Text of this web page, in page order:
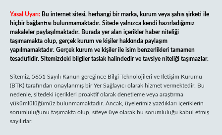
Yasal Uyarı: Bu internet sitesi, herhangi bir marka, kurum veya şahıs şirketi ile
hiçbir bağlantısı bulunmamaktadır. Sitede yalnızca kendi hazırladığımız
makaleler paylaşılmaktadır. Burada yer alan içerikler haber niteliği
taşımamakta olup, gerçek kurum ve kişiler hakkında paylaşım
yapılmamaktadır. Gerçek kurum ve kişiler ile isim benzerlikleri tamamen
tesadüfidir. Sitemizdeki bilgiler taslak halindedir ve tavsiye niteliği taşımazlar.
Sitemiz, 5651 Sayılı Kanun gereğince Bilgi Teknolojileri ve İletişim Kurumu
(BTK) tarafından onaylanmış bir Yer Sağlayıcı olarak hizmet vermektedir. Bu
nedenle, sitedeki içerikleri proaktif olarak denetleme veya araştırma
yükümlülüğümüz bulunmamaktadır. Ancak, üyelerimiz yazdıkları içeriklerin
sorumluluğunu taşımakta olup, siteye üye olarak bu sorumluluğu kabul etmiş
sayılırlar.